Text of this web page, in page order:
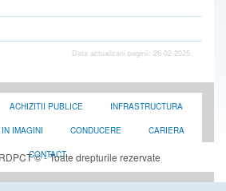
Data actualizarii paginii: 26-02-2025
ACHIZITII PUBLICE INFRASTRUCTURA
IMAGINI CONDUCERE CARIERA
CONTACT
© - Toate drepturile rezervate